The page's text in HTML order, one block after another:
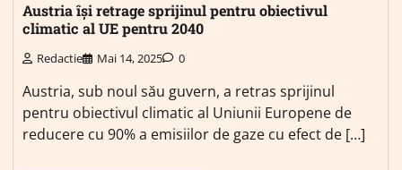
Austria își retrage sprijinul pentru obiectivul
climatic al UE pentru 2040
Redactie Mai 14, 2025 0
Austria, sub noul său guvern, a retras sprijinul
pentru obiectivul climatic al Uniunii Europene de
reducere cu 90% a emisiilor de gaze cu efect de […]